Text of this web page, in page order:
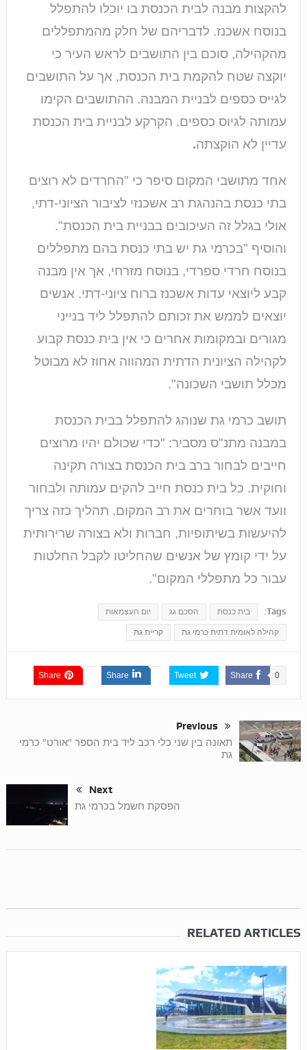
להקצות מבנה לבית הכנסת בו יוכלו להתפלל
בנוסח אשכנז. לדבריהם של חלק מהמתפללים
מהקהילה, סוכם בין התושבים לראש העיר כי
יוקצה שטח להקמת בית הכנסת, אך על התושבים
לגייס כספים לבניית המבנה. ההתושבים הקימו
עמותה לגיוס כספים. הקרקע לבניית בית הכנסת
עדיין לא הוקצתה.
אחד מתושבי המקום סיפר כי "החרדים לא רוצים
בתי כנסת בהנהגת רב אשכנזי לציבור הציוני-דתי,
אולי בגלל זה העיכובים בבניית בית הכנסת".
והוסיף "בכרמי גת יש בתי כנסת בהם מתפללים
בנוסח חרדי ספרדי, בנוסח מזרחי, אך אין מבנה
קבע ליוצאי עדות אשכנז ברוח ציוני-דתי. אנשים
יוצאים לממש את זכותם להתפלל ליד בנייני
מגורים ובמקומות אחרים כי אין בית כנסת קבוע
לקהילה הציונית הדתית המהווה אחוז לא מבוטל
מכלל תושבי השכונה".
תושב כרמי גת שנוהג להתפלל בבית הכנסת
במבנה מתנ"ס מסביר: "כדי שכולם יהיו מרוצים
חייבים לבחור ברב בית הכנסת בצורה תקינה
וחוקית. כל בית כנסת חייב להקים עמותה ולבחור
וועד אשר בוחרים את רב המקום. תהליך כזה צריך
להיעשות בשיתופיות, חברות ולא בצורה שרירותית
על ידי קומץ של אנשים שהחליטו לקבל החלטות
עבור כל מתפללי המקום".
Tags: בית כנסת הסכם גג יום העצמאות
קהילה לאומית דתית כרמי גת קריית גת
Share 0
Tweet
Share
Share
Previous
תאונה בין שני כלי רכב ליד בית הספר "אורט" כרמי
גת
Next
הפסקת חשמל בכרמי גת
RELATED ARTICLES